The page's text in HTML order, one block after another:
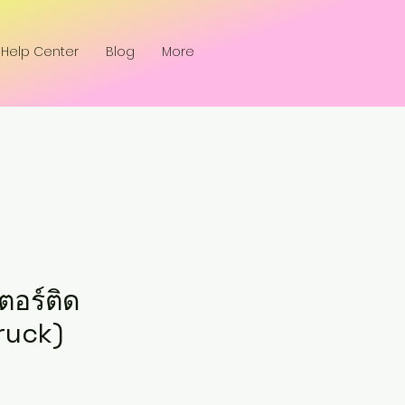
Help Center Blog More
อร์ติด